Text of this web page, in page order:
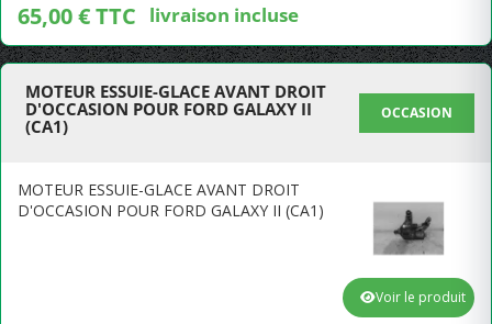
65,00 € TTC livraison incluse
MOTEUR ESSUIE-GLACE AVANT DROIT
D'OCCASION POUR FORD GALAXY II
(CA1)
OCCASION
MOTEUR ESSUIE-GLACE AVANT DROIT
D'OCCASION POUR FORD GALAXY II (CA1)
Voir le produit